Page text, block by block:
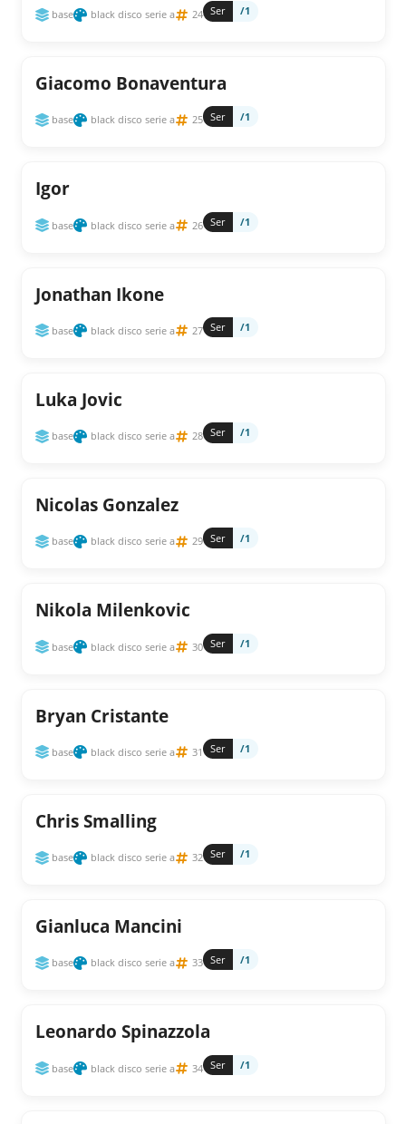
base black disco serie a 24 Ser /1
Giacomo Bonaventura
base black disco serie a 25 Ser /1
Igor
base black disco serie a 26 Ser /1
Jonathan Ikone
base black disco serie a 27 Ser /1
Luka Jovic
base black disco serie a 28 Ser /1
Nicolas Gonzalez
base black disco serie a 29 Ser /1
Nikola Milenkovic
base black disco serie a 30 Ser /1
Bryan Cristante
base black disco serie a 31 Ser /1
Chris Smalling
base black disco serie a 32 Ser /1
Gianluca Mancini
base black disco serie a 33 Ser /1
Leonardo Spinazzola
base black disco serie a 34 Ser /1